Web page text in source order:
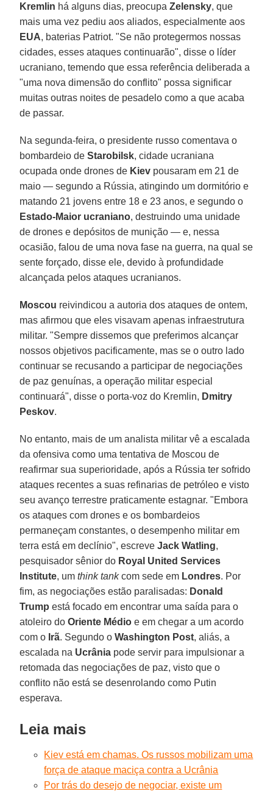
Kremlin há alguns dias, preocupaZelensky, que
mais uma vez pediu aos aliados, especialmente aos
EUA, baterias Patriot. "Se não protegermos nossas
cidades, esses ataques continuarão", disse o líder
ucraniano, temendo que essa referência deliberada a
"uma nova dimensão do conflito" possa significar
muitas outras noites de pesadelo como a que acaba
de passar.
Na segunda-feira, o presidente russo comentava o
bombardeio deStarobilsk, cidade ucraniana
ocupada onde drones de Kiev pousaram em 21 de
maio — segundo a Rússia, atingindo um dormitório e
matando 21 jovens entre 18 e 23 anos, e segundo o
Estado-Maior ucraniano, destruindo uma unidade
de drones e depósitos de munição — e, nessa
ocasião, falou de uma nova fase na guerra, na qual se
sente forçado, disse ele, devido à profundidade
alcançada pelos ataques ucranianos.
Moscou reivindicou a autoria dos ataques de ontem,
mas afirmou que eles visavam apenas infraestrutura
militar. "Sempre dissemos que preferimos alcançar
nossos objetivos pacificamente, mas se o outro lado
continuar se recusando a participar de negociações
de paz genuínas, a operação militar especial
continuará", disse o porta-voz do Kremlin, Dmitry
Peskov.
No entanto, mais de um analista militar vê a escalada
da ofensiva como uma tentativa de Moscou de
reafirmar sua superioridade, após a Rússia ter sofrido
ataques recentes a suas refinarias de petróleo e visto
seu avanço terrestre praticamente estagnar. "Embora
os ataques com drones e os bombardeios
permaneçam constantes, o desempenho militar em
terra está em declínio", escreveJack Watling,
pesquisador sênior do Royal United Services
Institute, umthink tankcom sede em Londres. Por
fim, as negociações estão paralisadas: Donald
Trump está focado em encontrar uma saída para o
atoleiro doOriente Médio e em chegar a um acordo
com o Irã. Segundo oWashington Post, aliás, a
escalada na Ucrânia pode servir para impulsionar a
retomada das negociações de paz, visto que o
conflito não está se desenrolando como Putin
esperava.
Leia mais
Kiev está em chamas. Os russos mobilizam uma
força de ataque maciça contra a Ucrânia
Por trás do desejo de negociar, existe um